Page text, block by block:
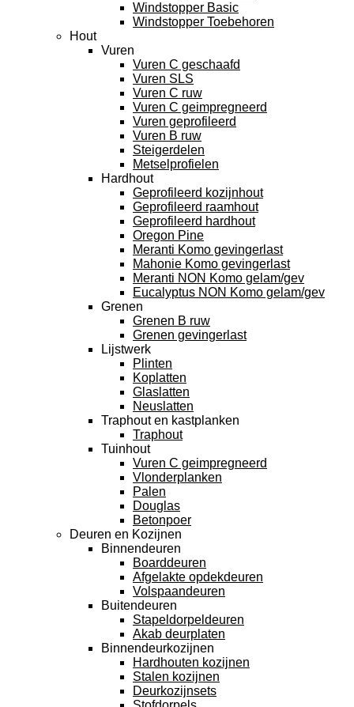
Windstopper Basic
Windstopper Toebehoren
Hout
Vuren
Vuren C geschaafd
Vuren SLS
Vuren C ruw
Vuren C geimpregneerd
Vuren geprofileerd
Vuren B ruw
Steigerdelen
Metselprofielen
Hardhout
Geprofileerd kozijnhout
Geprofileerd raamhout
Geprofileerd hardhout
Oregon Pine
Meranti Komo gevingerlast
Mahonie Komo gevingerlast
Meranti NON Komo gelam/gev
Eucalyptus NON Komo gelam/gev
Grenen
Grenen B ruw
Grenen gevingerlast
Lijstwerk
Plinten
Koplatten
Glaslatten
Neuslatten
Traphout en kastplanken
Traphout
Tuinhout
Vuren C geimpregneerd
Vlonderplanken
Palen
Douglas
Betonpoer
Deuren en Kozijnen
Binnendeuren
Boarddeuren
Afgelakte opdekdeuren
Volspaandeuren
Buitendeuren
Stapeldorpeldeuren
Akab deurplaten
Binnendeurkozijnen
Hardhouten kozijnen
Stalen kozijnen
Deurkozijnsets